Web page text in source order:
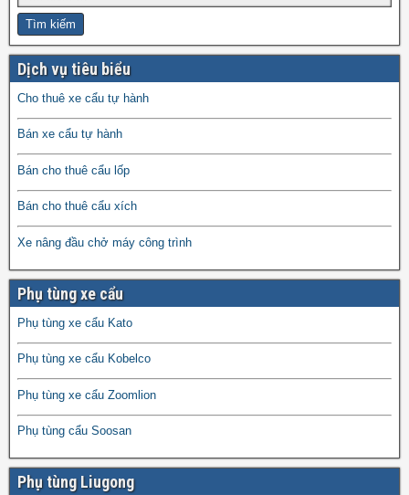
Dịch vụ tiêu biểu
Cho thuê xe cẩu tự hành
Bán xe cẩu tự hành
Bán cho thuê cẩu lốp
Bán cho thuê cẩu xích
Xe nâng đầu chở máy công trình
Phụ tùng xe cẩu
Phụ tùng xe cẩu Kato
Phụ tùng xe cẩu Kobelco
Phụ tùng xe cẩu Zoomlion
Phụ tùng cẩu Soosan
Phụ tùng Liugong